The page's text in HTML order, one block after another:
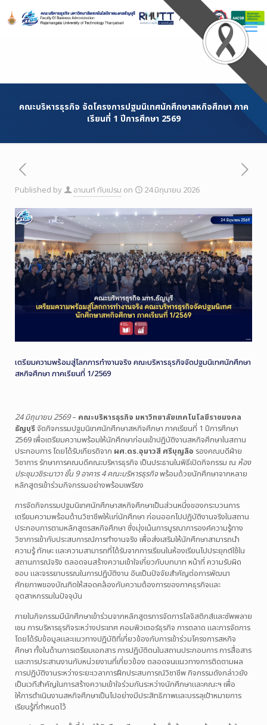
Content
คณะบริหารธุรกิจ จัดโครงการปฐมนิเทศนักศึกษาสหกิจศึกษา ภาค
เรียนที่ 1 ปีการศึกษา 2569
Published by อานนท์ ทับเปรม on 24 มิถุนายน 2026
เตรียมความพร้อมสู่โลกการทำงานจริง คณะบริหารธุรกิจจัดปฐมนิเทศนักศึกษา
สหกิจศึกษา ภาคเรียนที่ 1/2569
24 มิถุนายน 2569– คณะบริหารธุรกิจ มหาวิทยาลัยเทคโนโลยีราชมงคล
ธัญบุรีจัดกิจกรรมปฐมนิเทศนักศึกษาสหกิจศึกษา ภาคเรียนที่ 1 ปีการศึกษา
2569 เพื่อเตรียมความพร้อมให้นักศึกษาก่อนเข้าปฏิบัติงานสหกิจศึกษาในสถาน
ประกอบการ โดยได้รับเกียรติจาก ผศ.ดร.อุมาวสี ศรีบุญลือ รองคณบดีฝ่าย
วิชาการ รักษาการคณบดีคณะบริหารธุรกิจ เป็นประธานในพิธีเปิดกิจกรรม ณ ห้อง
ประชุมวชิระนาวา ชั้น 9 อาคาร 4 คณะบริหารธุรกิจพร้อมด้วยนักศึกษาจากหลาย
หลักสูตรเข้าร่วมกิจกรรมอย่างพร้อมเพรียง
การจัดกิจกรรมปฐมนิเทศนักศึกษาสหกิจศึกษาเป็นส่วนหนึ่งของกระบวนการ
เตรียมความพร้อมด้านวิชาชีพให้แก่นักศึกษา ก่อนออกไปปฏิบัติงานจริงในสถาน
ประกอบการตามหลักสูตรสหกิจศึกษา ซึ่งมุ่งเน้นการบูรณาการองค์ความรู้ทาง
วิชาการเข้ากับประสบการณ์การทำงานจริง เพื่อส่งเสริมให้นักศึกษาสามารถนำ
ความรู้ ทักษะ และความสามารถที่ได้รับจากการเรียนในห้องเรียนไปประยุกต์ใช้ใน
สถานการณ์จริง ตลอดจนสร้างความเข้าใจเกี่ยวกับบทบาท หน้าที่ ความรับผิด
ชอบ และจรรยาบรรณในการปฏิบัติงาน อันเป็นปัจจัยสำคัญต่อการพัฒนา
ศักยภาพของบัณฑิตให้สอดคล้องกับความต้องการของภาคธุรกิจและ
อุตสาหกรรมในปัจจุบัน
ภายในกิจกรรมมีนักศึกษาเข้าร่วมจากหลักสูตรการจัดการโลจิสติกส์และซัพพลาย
เชน การบริหารธุรกิจระหว่างประเทศ คอมพิวเตอร์ธุรกิจ การตลาด และการจัดการ
โดยได้รับข้อมูลและแนวทางปฏิบัติที่เกี่ยวข้องกับการเข้าร่วมโครงการสหกิจ
ศึกษา ทั้งในด้านการเตรียมเอกสาร การปฏิบัติตนในสถานประกอบการ การสื่อสาร
และการประสานงานกับหน่วยงานที่เกี่ยวข้อง ตลอดจนแนวทางการติดตามผล
การปฏิบัติงานระหว่างระยะเวลาการฝึกประสบการณ์วิชาชีพ กิจกรรมดังกล่าวยัง
เป็นเวทีสำคัญในการสร้างความเข้าใจร่วมกันระหว่างนักศึกษาและคณะฯ เพื่อ
ให้การดำเนินงานสหกิจศึกษาเป็นไปอย่างมีประสิทธิภาพและบรรลุเป้าหมายการ
เรียนรู้ที่กำหนดไว้